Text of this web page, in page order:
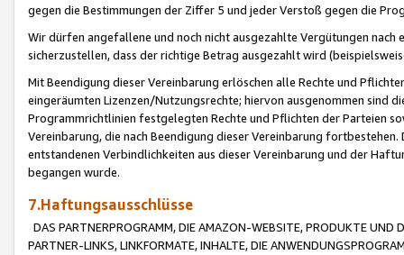
gegen die Bestimmungen der Ziffer 5 und jeder Verstoß gegen die
Wir dürfen angefallene und noch nicht ausgezahlte Vergütungen
sicherzustellen, dass der richtige Betrag ausgezahlt wird
Mit Beendigung dieser Vereinbarung erlöschen alle Rechte und
eingeräumten Lizenzen/Nutzungsrechte; hiervon ausgenommen sind
Programmrichtlinien festgelegten Rechte und Pflichten der Parteien
Vereinbarung, die nach Beendigung dieser Vereinbarung
entstandenen Verbindlichkeiten aus dieser Vereinbarung und der
begangen wurde.
7.Haftungsausschlüsse
DAS PARTNERPROGRAMM, DIE AMAZON-WEBSITE, PRODUKTE UND
PARTNER-LINKS, LINKFORMATE, INHALTE, DIE